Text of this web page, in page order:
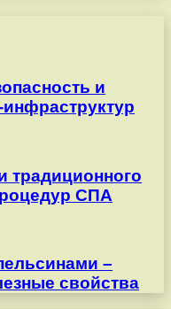
и
традиционного
СПА
–
свойства